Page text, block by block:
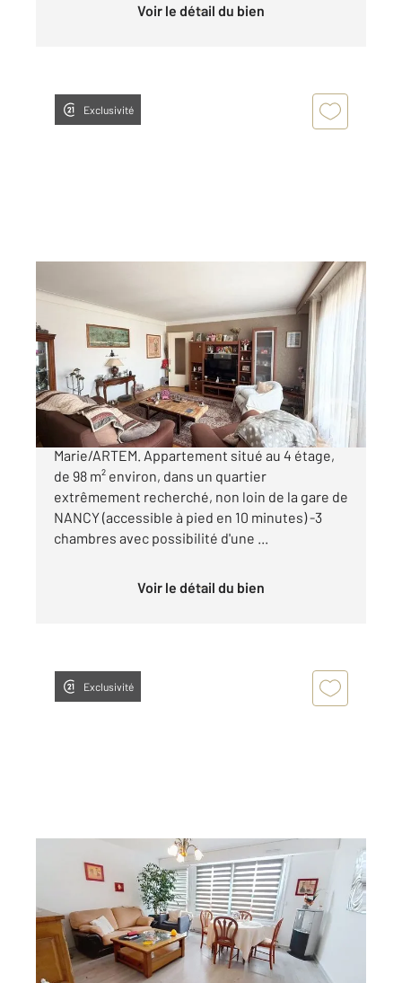
Voir le détail du bien
Exclusivité
98 m2, 4 pièces
Appartement F5 à vendre
155 000 €
Opportunité rare Blandan, secteur parc ST-
Marie/ARTEM. Appartement situé au 4 étage,
de 98 m² environ, dans un quartier
extrêmement recherché, non loin de la gare de
NANCY (accessible à pied en 10 minutes) -3
chambres avec possibilité d'une ...
Voir le détail du bien
Exclusivité
JARVILLE LA MALGRANGE 54
2, 3 pièces
Ref : 40662
Appartement F3 à vendre
137 000 €